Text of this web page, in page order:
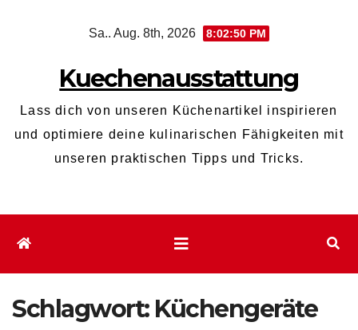
Sa.. Aug. 8th, 2026 8:02:51 PM
Kuechenausstattung
Lass dich von unseren Küchenartikel inspirieren
und optimiere deine kulinarischen Fähigkeiten mit
unseren praktischen Tipps und Tricks.
Schlagwort: Küchengeräte